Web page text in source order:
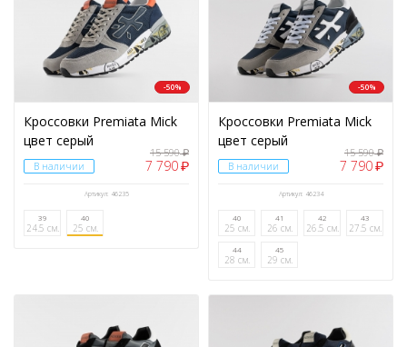
-50%
Кроссовки Premiata Mick
цвет серый
В наличии
15 590₽
7 790₽
Артикул: 46235
39
24.5 см.
40
25 см.
-50%
Кроссовки Premiata Mick
цвет серый
В наличии
15 590₽
7 790₽
Артикул: 46234
40
25 см.
41
26 см.
42
26.5 см.
43
27.5 см.
44
28 см.
45
29 см.